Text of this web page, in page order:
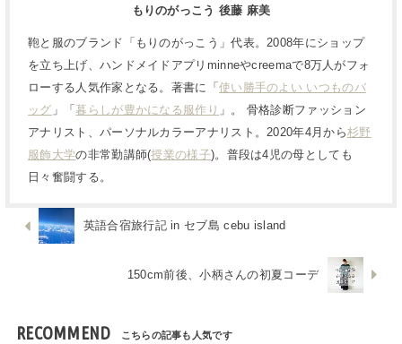
もりのがっこう 後藤 麻美
鞄と服のブランド「もりのがっこう」代表。2008年にショップ
を立ち上げ、ハンドメイドアプリminneやcreemaで8万人がフォ
ローする人気作家となる。著書に「 使い勝手のよい いつものバ
ッグ 」「暮らしが豊かになる服作り 」。 骨格診断ファッション
アナリスト、パーソナルカラーアナリスト。2020年4月から杉野
服飾大学の非常勤講師(授業の様子)。普段は4児の母としても
日々奮闘する。
英語合宿旅行記 in セブ島 cebu island
150cm前後、小柄さんの初夏コーデ
RECOMMEND